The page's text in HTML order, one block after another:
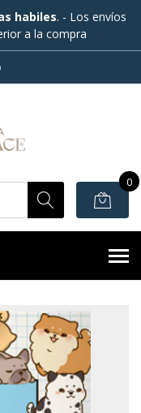
habiles. - Los envíos
a la compra
0